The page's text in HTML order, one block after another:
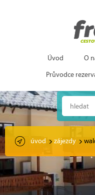
Úvod O
Průvodce
hledat
úvod zájezdy